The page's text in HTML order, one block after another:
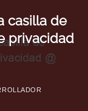
casilla de
privacidad